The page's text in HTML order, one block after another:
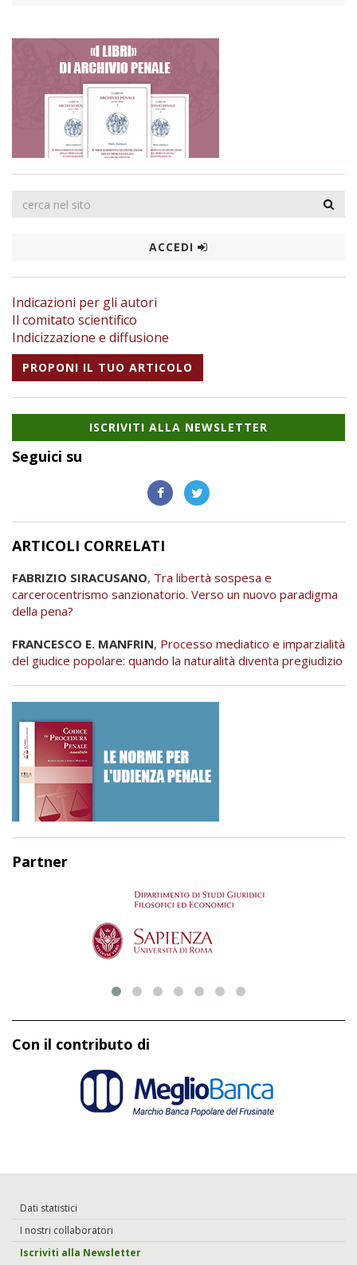
ACCEDI
Indicazioni per gli autori
Il comitato scientifico
Indicizzazione e diffusione
PROPONI IL TUO ARTICOLO
ISCRIVITI ALLA NEWSLETTER
Seguici su
ARTICOLI CORRELATI
FABRIZIO SIRACUSANO, Tra libertà sospesa e
carcerocentrismo sanzionatorio. Verso un nuovo paradigma
della pena?
FRANCESCO E. MANFRIN, Processo mediatico e imparzialità
del giudice popolare: quando la naturalità diventa pregiudizio
Partner
Con il contributo di
Dati statistici
I nostri collaboratori
Iscriviti alla Newsletter